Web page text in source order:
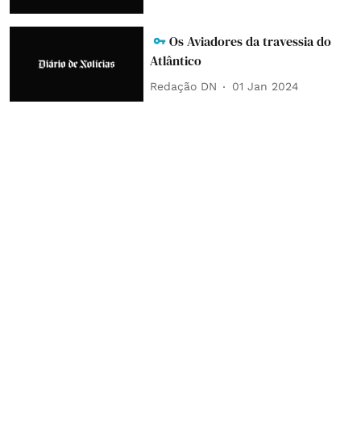
Os Aviadores da travessia do
Atlântico
Redação DN 01 Jan 2024